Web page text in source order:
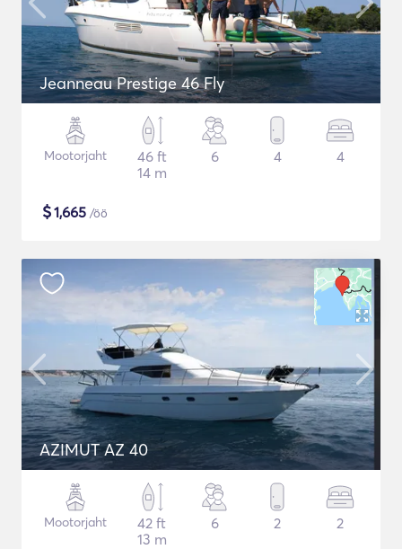
Jeanneau Prestige 46 Fly
Mootorjaht
46 ft
14 m
6 4 4
$1,665 /öö
AZIMUT AZ 40
Mootorjaht
42 ft
13 m
6 2 2